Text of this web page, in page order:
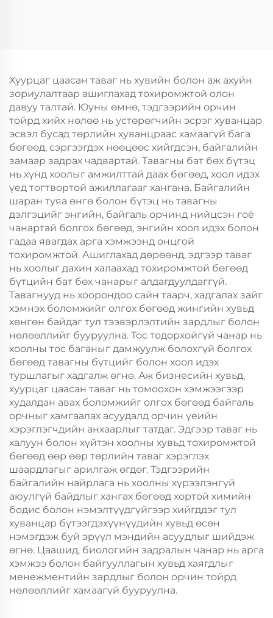
барих
Пластик Пакинг
Хуурцаг цаасан таваг нь хувийн болон аж ахуйн
зориулалтаар ашиглахад тохиромжтой олон
давуу талтай. Юуны өмнө, тэдгээрийн орчин
тойрд хийх нөлөө нь устөрөгчийн эсрэг хуванцар
эсвэл бусад төрлийн хуванцраас хамаагүй бага
бөгөөд, сэргээгдэх нөөцөөс хийгдсэн, байгалийн
замаар задрах чадвартай. Тавагны бат бөх бүтэц
нь хүнд хоолыг амжилттай даах бөгөөд, хоол идэх
үед тогтвортой ажиллагааг хангана. Байгалийн
шаран туяа өнгө болон бүтэц нь тавагны
дэлгэцийг энгийн, байгаль орчинд нийцсэн гоё
чанартай болгох бөгөөд, энгийн хоол идэх болон
гадаа явагдах арга хэмжээнд онцгой
тохиромжтой. Ашиглахад дөрөөнд, эдгээр таваг
нь хоолыг дахин халаахад тохиромжтой бөгөөд
бүтцийн бат бөх чанарыг алдагдуулдаггүй.
Тавагнууд нь хоорондоо сайн таарч, хадгалах зайг
хэмнэх боломжийг олгох бөгөөд жингийн хувьд
хөнгөн байдаг тул тээвэрлэлтийн зардлыг болон
нөлөөллийг бууруулна. Тос тодорхойгүй чанар нь
хоолны тос баганыг дамжуулж болохгүй болгох
бөгөөд тавагны бүтцийг болон хоол идэх
туршлагыг хадгалж өгнө. Аж бизнесийн хувьд,
хуурцаг цаасан таваг нь томоохон хэмжээгээр
худалдан авах боломжийг олгох бөгөөд байгаль
орчныг хамгаалах асуудалд орчин үеийн
хэрэглэгчдийн анхаарлыг татдаг. Эдгээр таваг нь
халуун болон хүйтэн хоолны хувьд тохиромжтой
бөгөөд өөр өөр төрлийн таваг хэрэглэх
шаардлагыг арилгаж өгдөг. Тэдгээрийн
байгалийн найрлага нь хоолны хүрээлэнгүй
аюулгүй байдлыг хангах бөгөөд хортой химийн
бодис болон нэмэлтүүдгүйгээр хийгддэг тул
хуванцар бүтээгдэхүүнүүдийн хувьд өсөн
нэмэгдэж буй эрүүл мэндийн асуудлыг шийдэж
өгнө. Цаашид, биологийн задралын чанар нь арга
хэмжээ болон байгууллагын хувьд хаягдлыг
менежментийн зардлыг болон орчин тойрд
нөлөөллийг хамаагүй бууруулна.